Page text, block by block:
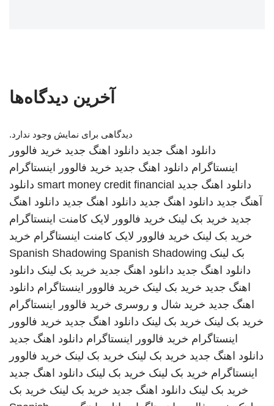
آخرین دیدگاه‌ها
دیدگاهی برای نمایش وجود ندارد.
دانلود اهنگ جدید دانلود اهنگ جدید خرید فالوور
اینستاگرام دانلود اهنگ جدید خرید فالوور اینستاگرام
دانلود اهنگ جدید smart money credit financial دانلود
آهنگ جدید دانلود اهنگ جدید دانلود اهنگ جدید دانلود اهنگ
جدید خرید بک لینک خرید فالوور لایک کامنت اینستاگرام
خرید بک لینک خرید فالوور لایک کامنت اینستاگرام خرید
بک لینک
Spanish Shadowing Spanish Shadowing
دانلود اهنگ جدید دانلود اهنگ جدید خرید بک لینک دانلود
اهنگ جدید خرید بک لینک خرید فالوور اینستاگرام دانلود
اهنگ جدید خرید شال و روسری خرید فالوور اینستاگرام
خرید بک لینک خرید بک لینک دانلود اهنگ جدید خرید فالوور
اینستاگرام خرید فالوور اینستاگرام دانلود اهنگ جدید
دانلود اهنگ جدید خرید بک لینک خرید بک لینک خرید فالوور
اینستاگرام خرید بک لینک خرید بک لینک دانلود اهنگ جدید
خرید بک لینک دانلود اهنگ جدید خرید بک لینک خرید بک